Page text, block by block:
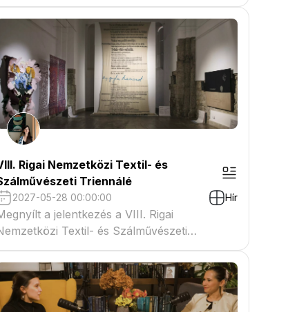
Rigai Nemzetközi Textil- és
Triennálé
2027-05-28 00:00:00 Hír
a jelentkezés a VIII. Rigai
Textil- és Szálművészeti